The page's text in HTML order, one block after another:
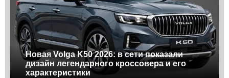
Новая Volga K50 2026: в сети показали
дизайн легендарного кроссовера и его
характеристики